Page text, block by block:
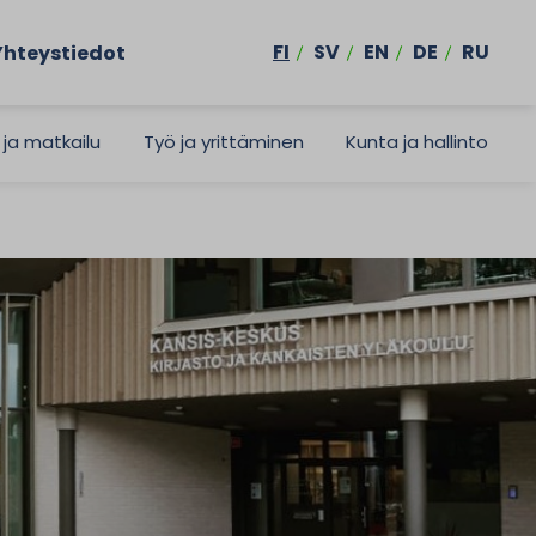
FI SV EN DE RU
ja matkailu Työ ja yrittäminen Kunta ja hallinto